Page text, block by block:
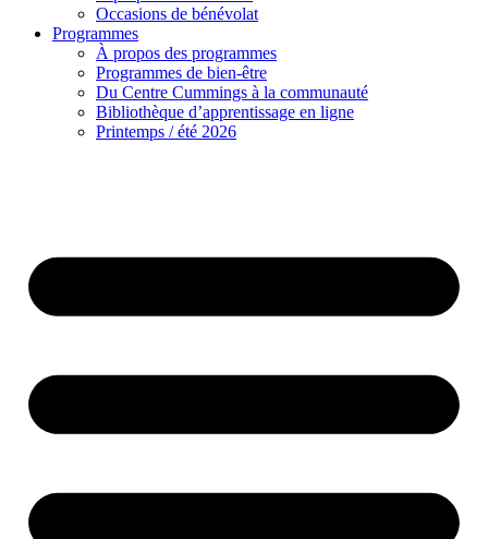
Occasions de bénévolat
Programmes
À propos des programmes
Programmes de bien-être
Du Centre Cummings à la communauté
Bibliothèque d’apprentissage en ligne
Printemps / été 2026